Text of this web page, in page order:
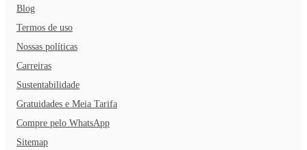
Blog
Termos de uso
Nossas políticas
Carreiras
Sustentabilidade
Gratuidades e Meia Tarifa
Compre pelo WhatsApp
Sitemap